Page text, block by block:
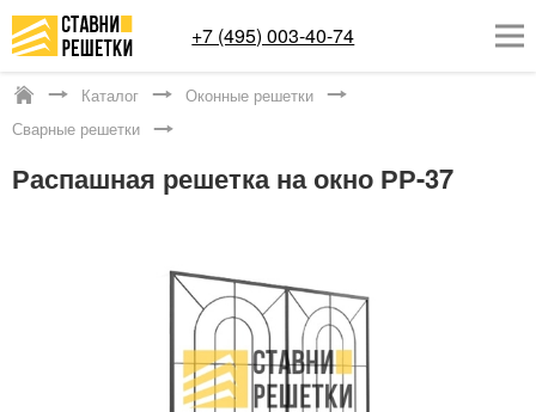
+7 (495) 003-40-74
Каталог
Оконные решетки
Сварные решетки
Распашная решетка на окно РР-37